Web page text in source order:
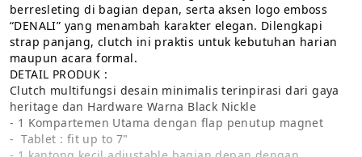
berresleting di bagian depan, serta aksen logo emboss
“DENALI” yang menambah karakter elegan. Dilengkapi
strap panjang, clutch ini praktis untuk kebutuhan harian
maupun acara formal.
DETAIL PRODUK :
Clutch multifungsi desain minimalis terinpirasi dari gaya
heritage dan Hardware Warna Black Nickle
- 1 Kompartemen Utama dengan flap penutup magnet
-  Tablet : fit up to 7"